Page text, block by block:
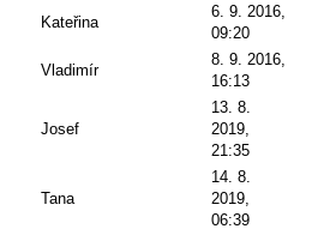
Kateřina
6. 9. 2016,
09:20
Vladimír
8. 9. 2016,
16:13
Josef
13. 8.
2019,
21:35
Tana
14. 8.
2019,
06:39